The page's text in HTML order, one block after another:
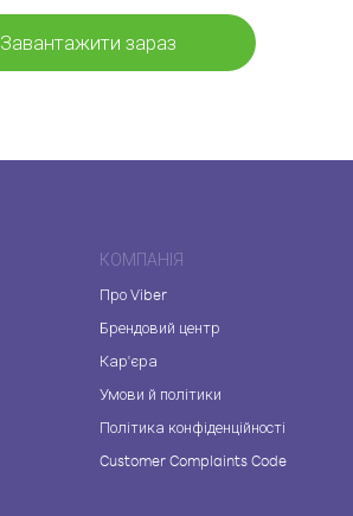
Завантажити зараз
КОМПАНІЯ
Про Viber
Брендовий центр
Кар'єра
Умови й політики
Політика конфіденційності
Customer Complaints Code